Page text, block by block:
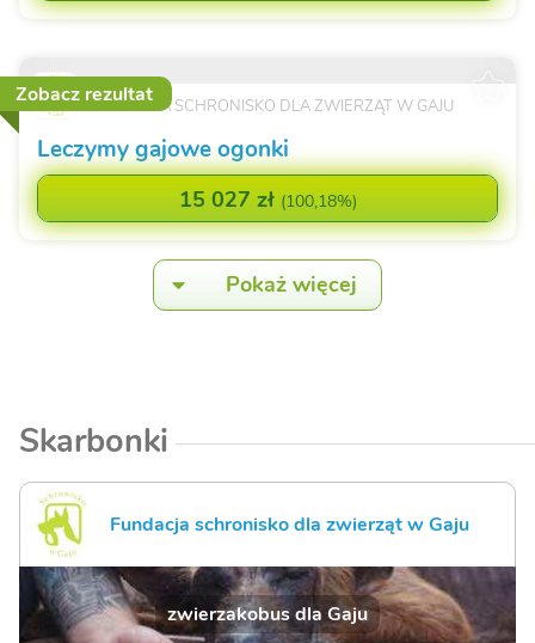
Zobacz rezultatFUNDACJA SCHRONISKO DLA ZWIERZĄT W GAJU
Leczymy gajowe ogonki
15 027 zł (100,18%)
Pokaż więcej
Skarbonki
Fundacja schronisko dla zwierząt w Gaju
zwierzakobus dla Gaju